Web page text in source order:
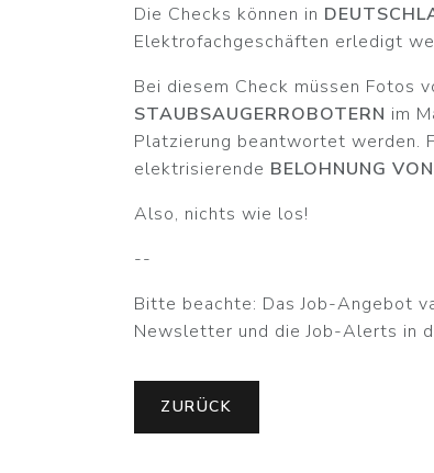
Die Checks können in
Elektrofachgeschäften erledigt
Bei diesem Check müssen Fotos
TAUBSAUGERROBOTERN
im
Platzierung beantwortet werden.
elektrisierende BELOHNUNG
Also, nichts wie los!
--
Bitte beachte: Das Job-Angebot
Newsletter und die Job-Alerts in
ZURÜCK